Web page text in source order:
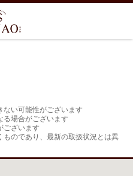
ない可能性がございます
る場合がございます
ございます
のであり、最新の取扱状況とは異